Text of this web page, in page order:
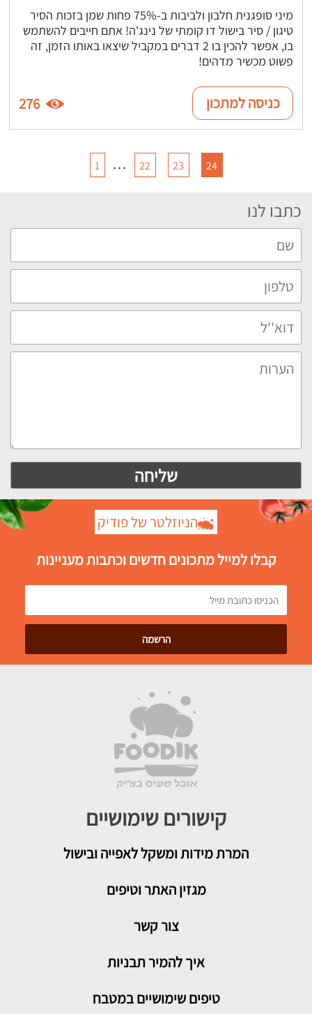
מיני סופגנית חלבון ולביבות ב-75% פחות שמן בזכות הסיר
טיגון / סיר בישול דו קומתי של נינג'ה! אתם חייבים להשתמש
בו, אפשר להכין בו 2 דברים במקביל שיצאו באותו הזמן, זה
פשוט מכשיר מדהים!
כניסה למתכון 276
1 … 22 23 24
כתבו לנו
הניוזלטר של פודיק
קבלו למייל מתכונים חדשים וכתבות מעניינות
קישורים שימושיים
המרת מידות ומשקל לאפייה ובישול
מגזין האתר וטיפים
צור קשר
איך להמיר תבניות
טיפים שימושיים במטבח